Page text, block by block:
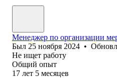
Менеджер по организации
Был 25 ноября 2024 •
Не ищет работу
Общий опыт
17 лет 5 месяцев